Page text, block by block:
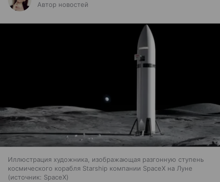
Автор новостей
Иллюстрация художника, изображающая разгонную ступень
космического корабля Starship компании SpaceX на Луне
источник: SpaceX